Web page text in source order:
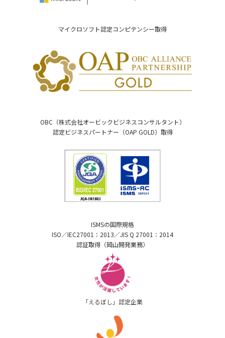
マイクロソフト認定コンピテンシー取得
OBC（株式会社オービックビジネスコンサルタント）
認定ビジネスパートナー（OAP GOLD）取得
ISMSの国際規格
ISO／IEC27001：2013／JIS Q 27001：2014
認証取得（岡山開発業務）
「えるぼし」認定企業